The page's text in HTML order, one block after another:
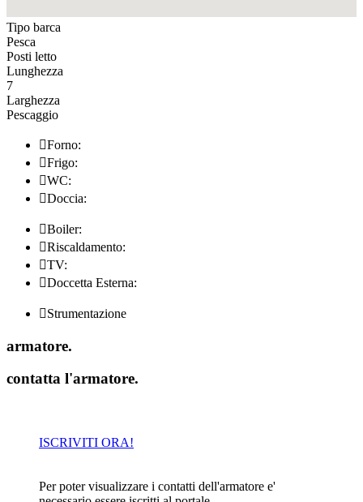
Tipo barca
Pesca
Posti letto
Lunghezza
7
Larghezza
Pescaggio
Forno:
Frigo:
WC:
Doccia:
Boiler:
Riscaldamento:
TV:
Doccetta Esterna:
Strumentazione
armatore.
contatta l'armatore.
ISCRIVITI ORA!
Per poter visualizzare i contatti dell'armatore e'